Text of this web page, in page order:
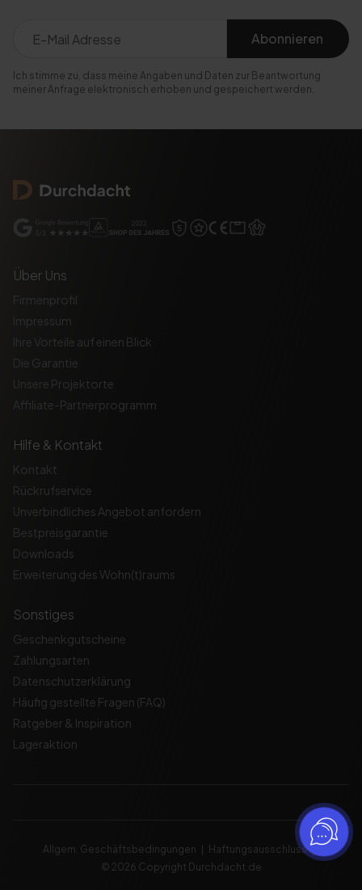
Abonnieren
Ich stimme zu, dass meine Angaben und Daten zur Beantwortung
meiner Anfrage elektronisch erhoben und gespeichert werden.
Über Uns
Firmenprofil
Impressum
Ihre Vorteile auf einen Blick
Die Garantie
Unsere Projektorte
Affiliate-Partnerprogramm
Hilfe & Kontakt
Kontakt
Rückrufservice
Unverbindliches Angebot anfordern
Bestpreisgarantie
Downloads
Erweiterung des Wohn(t)raums
Sonstiges
Geschenkgutscheine
Zahlungsarten
Datenschutzerklärung
Häufig gestellte Fragen (FAQ)
Ratgeber & Inspiration
Lageraktion
Allgem. Geschäftsbedingungen
Haftungsausschluss
© 2026 Copyright Durchdacht.de